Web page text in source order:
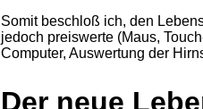
Somit beschloß ich, den
jedoch preiswerte (Maus,
Computer, Auswertung der
Der neue